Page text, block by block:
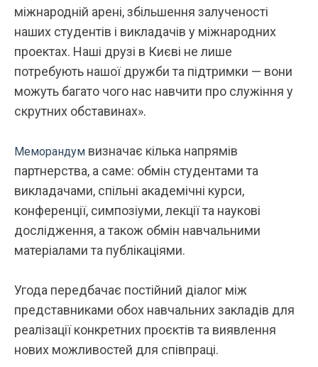
міжнародній арені, збільшення залученості
наших студентів і викладачів у міжнародних
проектах. Наші друзі в Києві не лише
потребують нашої дружби та підтримки — вони
можуть багато чого нас навчити про служіння у
скрутних обставинах».
Меморандум визначає кілька напрямів
партнерства, а саме: обмін студентами та
викладачами, спільні академічні курси,
конференції, симпозіуми, лекції та наукові
дослідження, а також обмін навчальними
матеріалами та публікаціями.
Угода передбачає постійний діалог між
представниками обох навчальних закладів для
реалізації конкретних проєктів та виявлення
нових можливостей для співпраці.